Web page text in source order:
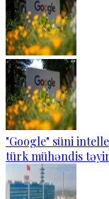
"Google" süni
türk mühəndis